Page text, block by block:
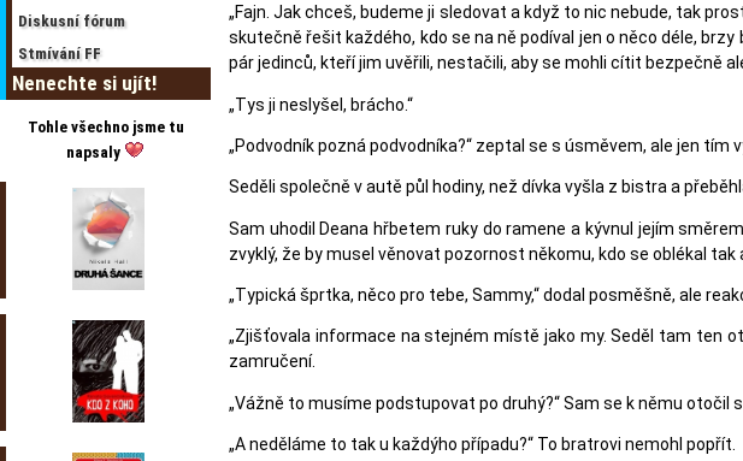
Diskusní fórum
Stmívání FF
Nenechte si ujít!
Tohle všechno jsme tu
napsaly
„Fajn. Jak chceš, budeme ji sledovat a když to nic nebude, tak
skutečně řešit každého, kdo se na ně podíval jen o něco déle,
pár jedinců, kteří jim uvěřili, nestačili, aby se mohli cítit bezpečně
„Tys ji neslyšel, brácho.“
„Podvodník pozná podvodníka?“ zeptal se s úsměvem, ale jen tím
Seděli společně v autě půl hodiny, než dívka vyšla z bistra a
Sam uhodil Deana hřbetem ruky do ramene a kývnul jejím
zvyklý, že by musel věnovat pozornost někomu, kdo se oblékal tak
„Typická šprtka, něco pro tebe, Sammy,“ dodal posměšně, ale
„Zjišťovala informace na stejném místě jako my. Seděl tam ten
zamručení.
„Vážně to musíme podstupovat po druhý?“ Sam se k němu otočil
„A neděláme to tak u každýho případu?“ To bratrovi nemohl popřít.